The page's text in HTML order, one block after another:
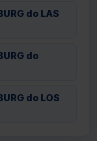
do LAS
do
do LOS